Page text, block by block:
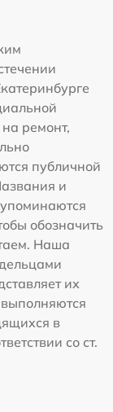
ремонт,
публичной
и
обозначить
Наша
их
в
со ст.